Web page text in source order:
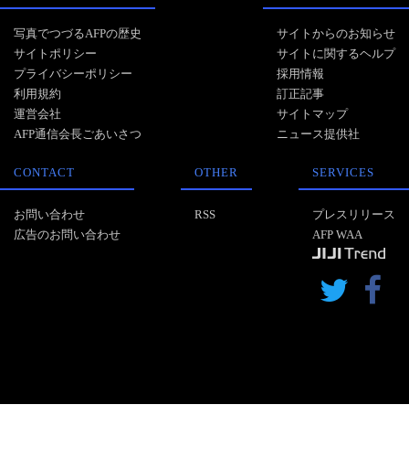
写真でつづるAFPの歴史
サイトポリシー
プライバシーポリシー
利用規約
運営会社
AFP通信会長ごあいさつ
サイトからのお知らせ
サイトに関するヘルプ
採用情報
訂正記事
サイトマップ
ニュース提供社
CONTACT
お問い合わせ
広告のお問い合わせ
OTHER
RSS
SERVICES
プレスリリース
AFP WAA